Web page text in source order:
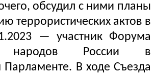
обсудил с ними планы
террористических актов в
— участник Форума
народов России в
Парламенте. В ходе Съезда